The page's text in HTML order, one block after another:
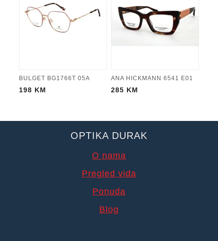
BULGET BG1766T 05A
198 KM
ANA HICKMANN 6541 E01
285 KM
OPTIKA DURAK
O nama
Pregled vida
Ponuda
Blog